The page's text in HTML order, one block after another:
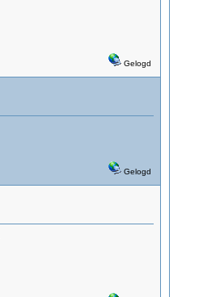
Gelogd
Gelogd